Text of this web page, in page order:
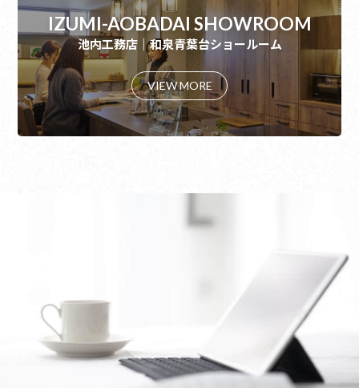
IZUMI-AOBADAI SHOWROOM
池内工務店｜和泉青葉台ショールーム
VIEW MORE